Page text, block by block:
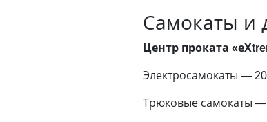
Самокаты и
Центр проката
Электросамокаты —
Трюковые самокаты —